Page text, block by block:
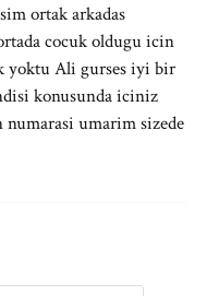
ortak arkadas
cocuk oldugu icin
yoktu Ali gurses iyi bir
konusunda iciniz
numarasi umarim sizede